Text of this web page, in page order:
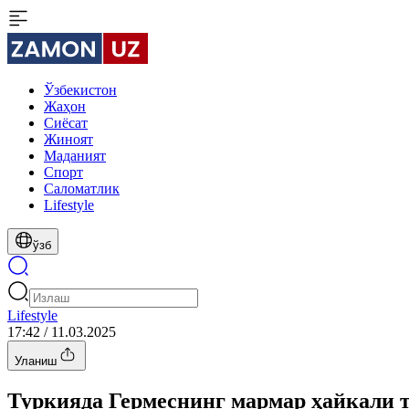
Ўзбекистон
Жаҳон
Сиёсат
Жиноят
Маданият
Спорт
Cаломатлик
Lifestyle
ўзб
Lifestyle
17:42 / 11.03.2025
Уланиш
Туркияда Гермеснинг мармар ҳайкали